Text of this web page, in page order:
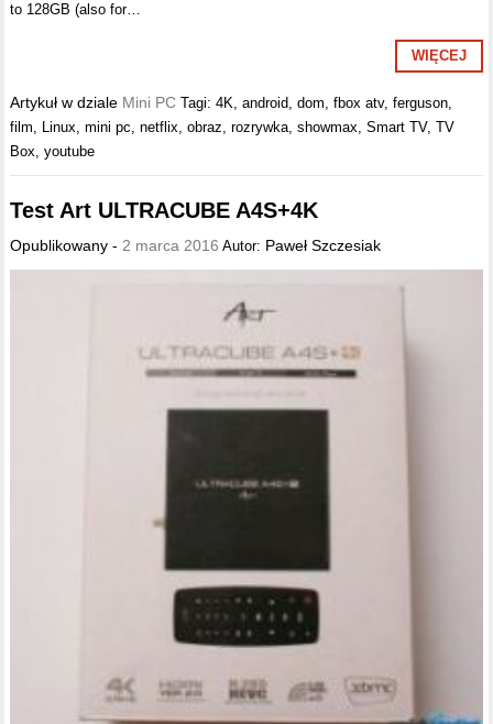
to 128GB (also for…
WIĘCEJ
Artykuł w dziale Mini PC Tagi:4K,android,dom,fbox atv,ferguson,
film, Linux,mini pc,netflix,obraz,rozrywka,showmax,Smart TV,TV
Box,youtube
Test Art ULTRACUBE A4S+4K
Opublikowany - 2 marca 2016 Autor: Paweł Szczesiak